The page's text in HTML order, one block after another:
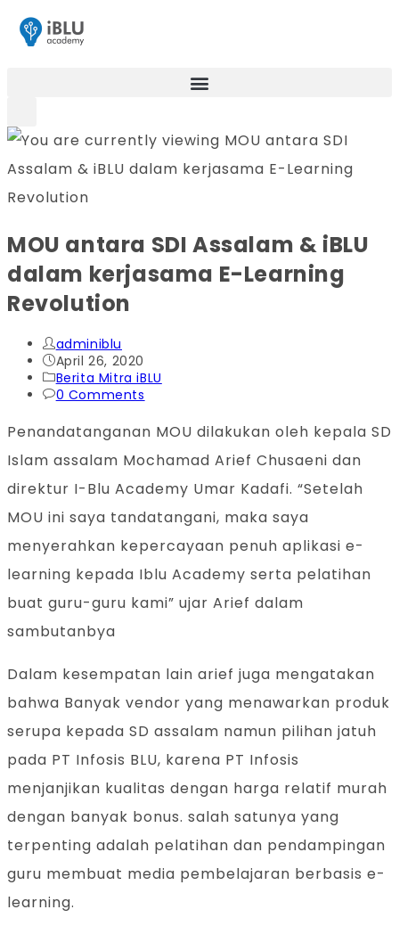
MOU antara SDI Assalam & iBLU
dalam kerjasama E-Learning
Revolution
adminiblu
April 26, 2020
Berita Mitra iBLU
0 Comments
Penandatanganan MOU dilakukan oleh kepala SD
Islam assalam Mochamad Arief Chusaeni dan
direktur I-Blu Academy Umar Kadafi. “Setelah
MOU ini saya tandatangani, maka saya
menyerahkan kepercayaan penuh aplikasi e-
learning kepada Iblu Academy serta pelatihan
buat guru-guru kami” ujar Arief dalam
sambutanbya
Dalam kesempatan lain arief juga mengatakan
bahwa Banyak vendor yang menawarkan produk
serupa kepada SD assalam namun pilihan jatuh
pada PT Infosis BLU, karena PT Infosis
menjanjikan kualitas dengan harga relatif murah
dengan banyak bonus. salah satunya yang
terpenting adalah pelatihan dan pendampingan
guru membuat media pembelajaran berbasis e-
learning.